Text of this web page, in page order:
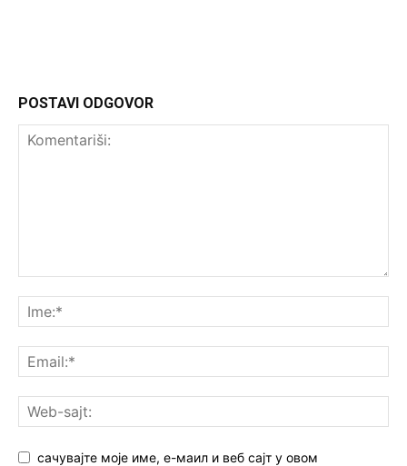
POSTAVI ODGOVOR
сачувајте моје име, е-маил и веб сајт у овом